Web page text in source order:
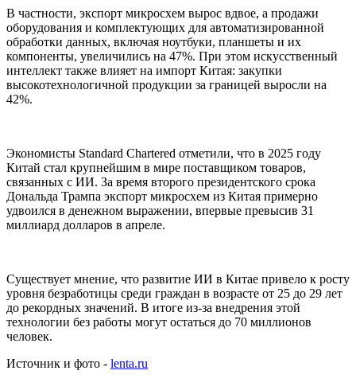
В частности, экспорт микросхем вырос вдвое, а продажи
оборудования и комплектующих для автоматизированной
обработки данных, включая ноутбуки, планшеты и их
компоненты, увеличились на 47%. При этом искусственный
интеллект также влияет на импорт Китая: закупки
высокотехнологичной продукции за границей выросли на
42%.
Экономисты Standard Chartered отметили, что в 2025 году
Китай стал крупнейшим в мире поставщиком товаров,
связанных с ИИ. За время второго президентского срока
Дональда Трампа экспорт микросхем из Китая примерно
удвоился в денежном выражении, впервые превысив 31
миллиард долларов в апреле.
Существует мнение, что развитие ИИ в Китае привело к росту
уровня безработицы среди граждан в возрасте от 25 до 29 лет
до рекордных значений. В итоге из-за внедрения этой
технологии без работы могут остаться до 70 миллионов
человек.
Источник и фото - lenta.ru